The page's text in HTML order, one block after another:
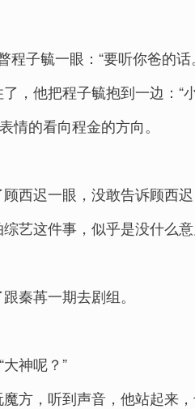
程子毓一眼：“要听你爸的话
，他把程子毓抱到一边：
的看向程金的方向。
西迟一眼，没敢告诉顾西
艺这件事，似乎是没什么意
秦苒一期去剧组。
神呢？”
方，听到声音，他站起来